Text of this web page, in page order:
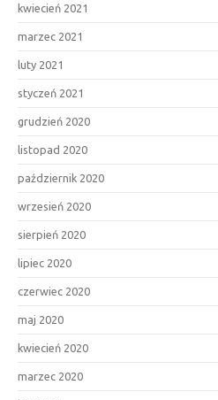
kwiecień 2021
marzec 2021
luty 2021
styczeń 2021
grudzień 2020
listopad 2020
październik 2020
wrzesień 2020
sierpień 2020
lipiec 2020
czerwiec 2020
maj 2020
kwiecień 2020
marzec 2020